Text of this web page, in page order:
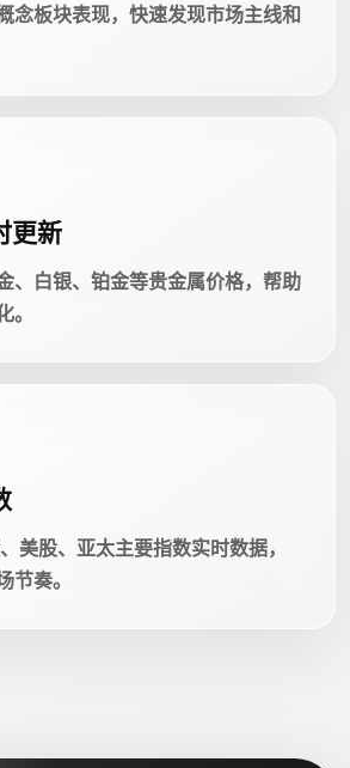
念板块表现，快速发现市场主线和
更新
、白银、铂金等贵金属价格，帮助
。
美股、亚太主要指数实时数据，
节奏。